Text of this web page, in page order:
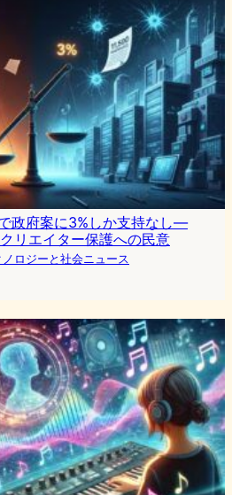
政府案に3%しか支持なし—
リエイター保護への民意
ノロジーと社会ニュース